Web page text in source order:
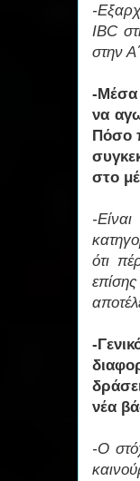
-
IBC
στην
-Μέσα
να
Πόσο
στο
-
ότι
-
νέα
-Ο